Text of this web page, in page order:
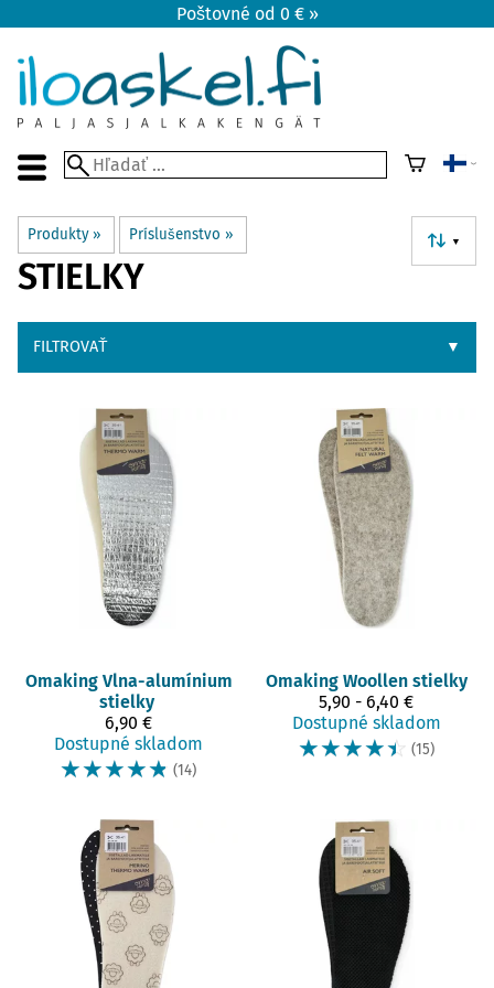
Poštovné od 0 € »
Produkty ‪» Príslušenstvo ‪» ▼
STIELKY
FILTROVAŤ ▼
Omaking Vlna-alumínium
stielky
6,90 €
Dostupné skladom
☆☆☆☆☆ (14)
Omaking Woollen stielky
5,90 - 6,40 €
Dostupné skladom
☆☆☆☆☆ (15)